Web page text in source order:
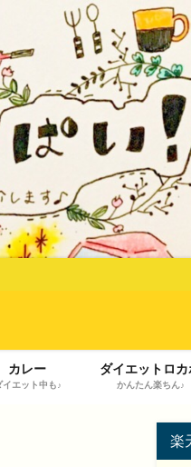
カレー
イエット中も♪
ダイエットロカ
かんたん楽ちん♪
楽